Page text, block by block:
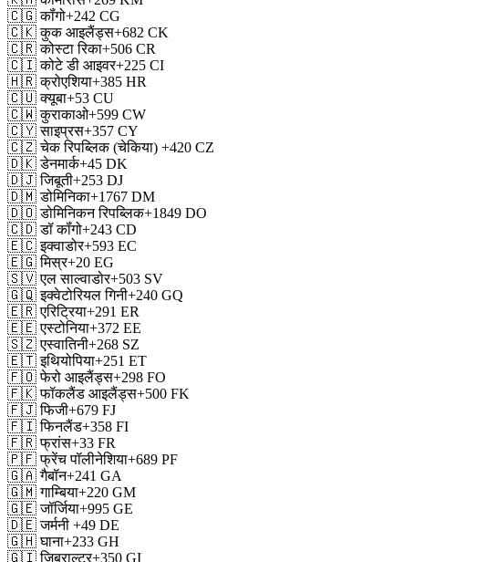
🇨🇬 कॉंगो+242 CG
🇨🇰 कुक आइलैंड्स+682 CK
🇨🇷 कोस्टा रिका+506 CR
🇨🇮 कोटे डी आइवर+225 CI
🇭🇷 क्रोएशिया+385 HR
🇨🇺 क्यूबा+53 CU
🇨🇼 कुराकाओ+599 CW
🇨🇾 साइप्रस+357 CY
🇨🇿 चेक रिपब्लिक (चेकिया) +420 CZ
🇩🇰 डेनमार्क+45 DK
🇩🇯 जिबूती+253 DJ
🇩🇲 डोमिनिका+1767 DM
🇩🇴 डोमिनिकन रिपब्लिक+1849 DO
🇨🇩 डॉ कॉंगो+243 CD
🇪🇨 इक्वाडोर+593 EC
🇪🇬 मिस्र+20 EG
🇸🇻 एल साल्वाडोर+503 SV
🇬🇶 इक्वेटोरियल गिनी+240 GQ
🇪🇷 एरिट्रिया+291 ER
🇪🇪 एस्टोनिया+372 EE
🇸🇿 एस्वातिनी+268 SZ
🇪🇹 इथियोपिया+251 ET
🇫🇴 फेरो आइलैंड्स+298 FO
🇫🇰 फॉकलैंड आइलैंड्स+500 FK
🇫🇯 फिजी+679 FJ
🇫🇮 फिनलैंड+358 FI
🇫🇷 फ्रांस+33 FR
🇵🇫 फ्रेंच पॉलीनेशिया+689 PF
🇬🇦 गैबॉन+241 GA
🇬🇲 गाम्बिया+220 GM
🇬🇪 जॉर्जिया+995 GE
🇩🇪 जर्मनी +49 DE
🇬🇭 घाना+233 GH
🇬🇮 जिब्राल्टर+350 GI